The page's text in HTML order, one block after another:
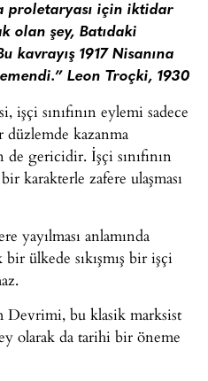
proletaryası için iktidar
olan şey, Batıdaki
kavrayış 1917 Nisanına
Leon Troçki, 1930
işçi sınıfının eylemi sadece
düzlemde kazanma
gericidir. İşçi sınıfının
karakterle zafere ulaşması
yayılması anlamında
ülkede sıkışmış bir işçi
Devrimi, bu klasik marksist
olarak da tarihi bir öneme